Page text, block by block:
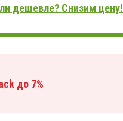
дешевле? Снизим цену!
до 7%